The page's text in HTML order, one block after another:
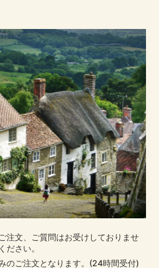
注文、ご質問はお受けしておりませ
承ください。
のご注文となります。(24時間受付)